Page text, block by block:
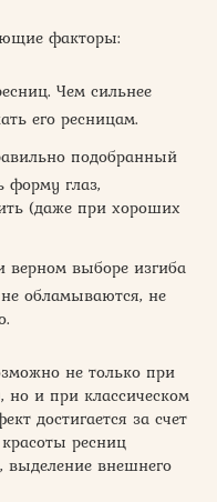
факторы:
Чем сильнее
его ресницам.
подобранный
форму глаз,
(даже при хороших
верном выборе изгиба
обламываются, не
не только при
и при классическом
достигается за счет
ресниц
выделение внешнего